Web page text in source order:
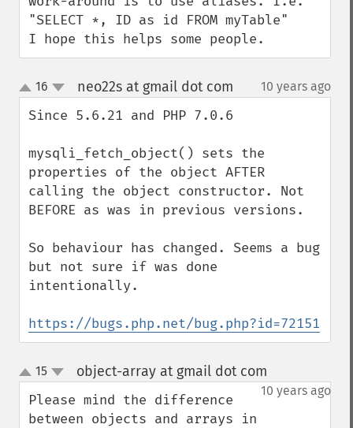
"SELECT *, ID as id FROM myTable"
I hope this helps some people.
up
down
16 neo22s at gmail dot com 10 years ago
Since 5.6.21 and PHP 7.0.6
mysqli_fetch_object() sets the
properties of the object AFTER
calling the object constructor. Not
BEFORE as was in previous versions.
So behaviour has changed. Seems a bug
but not sure if was done
intentionally.
https://bugs.php.net/bug.php?id=72151
up
down
15 object-array at gmail dot com
10 years ago
Please mind the difference
between objects and arrays in